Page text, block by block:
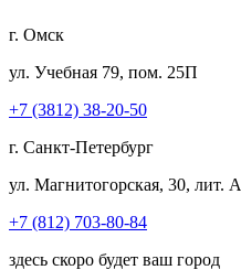
г. Омск
ул. Учебная 79, пом. 25П
+7 (3812) 38-20-50
г. Санкт-Петербург
ул. Магнитогорская, 30, лит. А
+7 (812) 703-80-84
здесь скоро будет ваш город